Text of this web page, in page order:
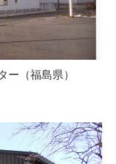
ー（福島県）